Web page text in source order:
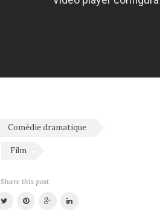
Comédie dramatique
Film
Share this post